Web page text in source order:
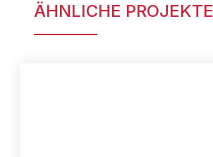
ÄHNLICHE PROJEKTE